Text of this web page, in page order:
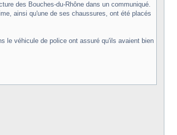
des Bouches-du-Rhône dans un communiqué.
ainsi qu'une de ses chaussures, ont été placés
le véhicule de police ont assuré qu'ils avaient bien